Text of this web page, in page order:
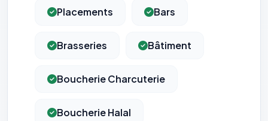
Placements Bars
Brasseries Bâtiment
Boucherie Charcuterie
Boucherie Halal